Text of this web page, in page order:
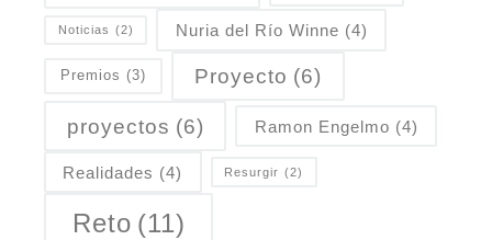
Noticias (2) Nuria del Río Winne (4)
Premios (3) Proyecto (6)
proyectos (6) Ramon Engelmo (4)
Realidades (4) Resurgir (2)
Reto (11)